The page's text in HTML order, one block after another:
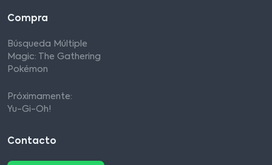
Compra
Búsqueda Múltiple
Magic: The Gathering
Pokémon
Próximamente:
Yu-Gi-Oh!
Contacto